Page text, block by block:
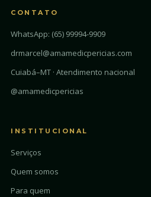
CONTATO
WhatsApp: (65) 99994-9909
drmarcel@amamedicpericias.com
Cuiabá–MT · Atendimento nacional
@amamedicpericias
INSTITUCIONAL
Serviços
Quem somos
Para quem